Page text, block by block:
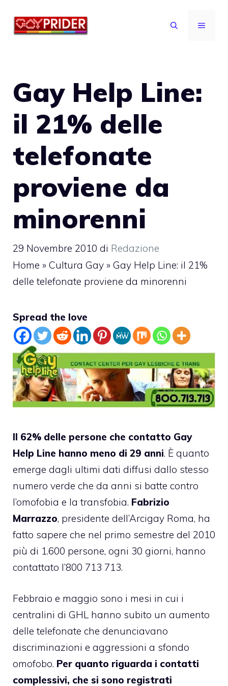
MENU
Gay Help Line:
il 21% delle
telefonate
proviene da
minorenni
29 Novembre 2010 di Redazione
Home » Cultura Gay » Gay Help Line: il 21%
delle telefonate proviene da minorenni
Spread the love
Il 62% delle persone che contatto Gay
Help Line hanno meno di 29 anni. È quanto
emerge dagli ultimi dati diffusi dallo stesso
numero verde che da anni si batte contro
l’omofobia e la transfobia. Fabrizio
Marrazzo, presidente dell’Arcigay Roma, ha
fatto sapere che nel primo semestre del 2010
più di 1.600 persone, ogni 30 giorni, hanno
contattato l’800 713 713.
Febbraio e maggio sono i mesi in cui i
centralini di GHL hanno subito un aumento
delle telefonate che denunciavano
discriminazioni e aggressioni a sfondo
omofobo. Per quanto riguarda i contatti
complessivi, che si sono registrati